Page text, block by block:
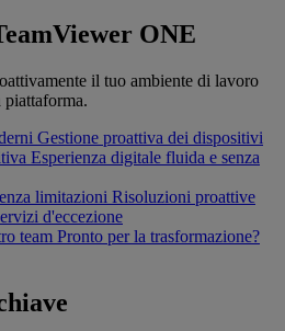
ONE
il tuo ambiente di lavoro
piattaforma.
Gestione proattiva dei dispositivi
Esperienza digitale fluida e senza
limitazioni Risoluzioni proattive
d'eccezione
team Pronto per la trasformazione?